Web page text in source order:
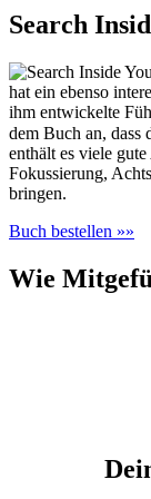
Search
hat ein ebenso
ihm entwickelte
dem Buch an, dass
enthält es viele
Fokussierung,
bringen.
Buch bestellen »»
Wie